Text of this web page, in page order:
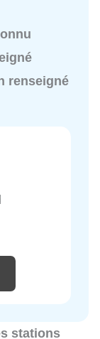
renseigné
stations